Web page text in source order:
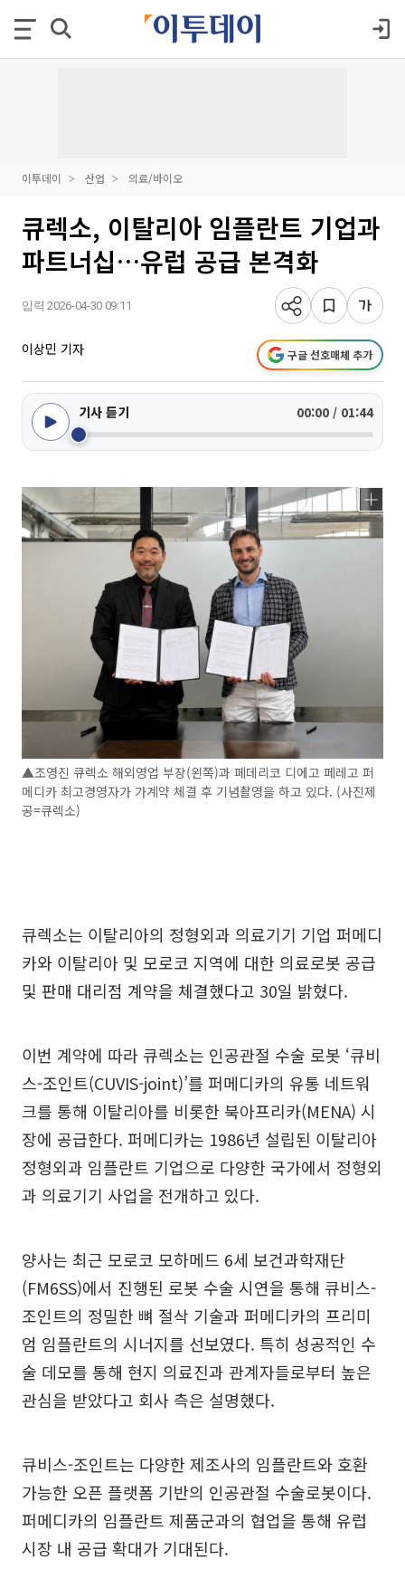
이투데이 산업 의료/바이오
큐렉소, 이탈리아 임플란트 기업과
파트너십…유럽 공급 본격화
입력 2026-04-30 09:11
이상민 기자 구글 선호매체 추가
기사 듣기 00:00 / 01:44
▲조영진 큐렉소 해외영업 부장(왼쪽)과 페데리코 디에고 페레고 퍼
메디카 최고경영자가 가계약 체결 후 기념촬영을 하고 있다. (사진제
공=큐렉소)
큐렉소는 이탈리아의 정형외과 의료기기 기업 퍼메디
카와 이탈리아 및 모로코 지역에 대한 의료로봇 공급
및 판매 대리점 계약을 체결했다고 30일 밝혔다.
이번 계약에 따라 큐렉소는 인공관절 수술 로봇 ‘큐비
스-조인트(CUVIS-joint)’를 퍼메디카의 유통 네트워
크를 통해 이탈리아를 비롯한 북아프리카(MENA) 시
장에 공급한다. 퍼메디카는 1986년 설립된 이탈리아
정형외과 임플란트 기업으로 다양한 국가에서 정형외
과 의료기기 사업을 전개하고 있다.
양사는 최근 모로코 모하메드 6세 보건과학재단
(FM6SS)에서 진행된 로봇 수술 시연을 통해 큐비스-
조인트의 정밀한 뼈 절삭 기술과 퍼메디카의 프리미
엄 임플란트의 시너지를 선보였다. 특히 성공적인 수
술 데모를 통해 현지 의료진과 관계자들로부터 높은
관심을 받았다고 회사 측은 설명했다.
큐비스-조인트는 다양한 제조사의 임플란트와 호환
가능한 오픈 플랫폼 기반의 인공관절 수술로봇이다.
퍼메디카의 임플란트 제품군과의 협업을 통해 유럽
시장 내 공급 확대가 기대된다.